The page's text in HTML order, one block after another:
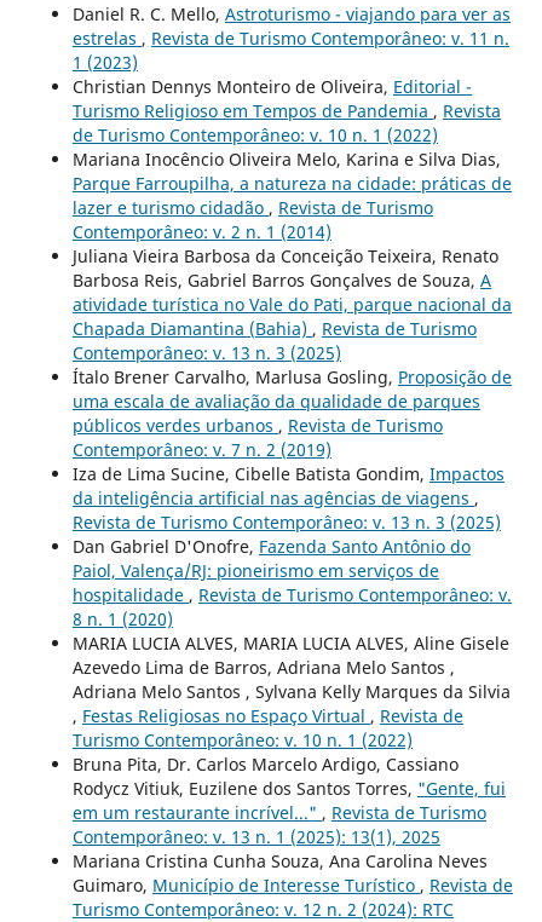
Daniel R. C. Mello, Astroturismo - viajando para ver as
estrelas , Revista de Turismo Contemporâneo: v. 11 n.
1 (2023)
Christian Dennys Monteiro de Oliveira, Editorial -
Turismo Religioso em Tempos de Pandemia , Revista
de Turismo Contemporâneo: v. 10 n. 1 (2022)
Mariana Inocêncio Oliveira Melo, Karina e Silva Dias,
Parque Farroupilha, a natureza na cidade: práticas de
lazer e turismo cidadão , Revista de Turismo
Contemporâneo: v. 2 n. 1 (2014)
Juliana Vieira Barbosa da Conceição Teixeira, Renato
Barbosa Reis, Gabriel Barros Gonçalves de Souza, A
atividade turística no Vale do Pati, parque nacional da
Chapada Diamantina (Bahia) , Revista de Turismo
Contemporâneo: v. 13 n. 3 (2025)
Ítalo Brener Carvalho, Marlusa Gosling, Proposição de
uma escala de avaliação da qualidade de parques
públicos verdes urbanos , Revista de Turismo
Contemporâneo: v. 7 n. 2 (2019)
Iza de Lima Sucine, Cibelle Batista Gondim, Impactos
da inteligência artificial nas agências de viagens ,
Revista de Turismo Contemporâneo: v. 13 n. 3 (2025)
Dan Gabriel D'Onofre, Fazenda Santo Antônio do
Paiol, Valença/RJ: pioneirismo em serviços de
hospitalidade , Revista de Turismo Contemporâneo: v.
8 n. 1 (2020)
MARIA LUCIA ALVES, MARIA LUCIA ALVES, Aline Gisele
Azevedo Lima de Barros, Adriana Melo Santos ,
Adriana Melo Santos , Sylvana Kelly Marques da Silvia
, Festas Religiosas no Espaço Virtual , Revista de
Turismo Contemporâneo: v. 10 n. 1 (2022)
Bruna Pita, Dr. Carlos Marcelo Ardigo, Cassiano
Rodycz Vitiuk, Euzilene dos Santos Torres, "Gente, fui
em um restaurante incrível..." , Revista de Turismo
Contemporâneo: v. 13 n. 1 (2025): 13(1), 2025
Mariana Cristina Cunha Souza, Ana Carolina Neves
Guimaro, Município de Interesse Turístico , Revista de
Turismo Contemporâneo: v. 12 n. 2 (2024): RTC